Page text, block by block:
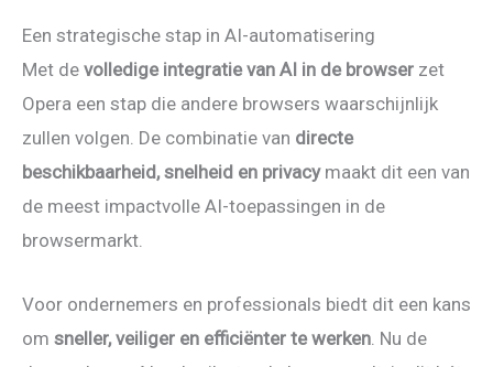
Een strategische stap in AI-automatisering
Met de volledige integratie van AI in de browser zet
Opera een stap die andere browsers waarschijnlijk
zullen volgen. De combinatie van directe
beschikbaarheid, snelheid en privacymaakt dit een van
de meest impactvolle AI-toepassingen in de
browsermarkt.
Voor ondernemers en professionals biedt dit een kans
om sneller, veiliger en efficiënter te werken. Nu de